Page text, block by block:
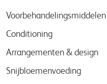
menu
Voorbehandelingsmiddelen
Conditioning
Arrangementen & design
Snijbloemenvoeding